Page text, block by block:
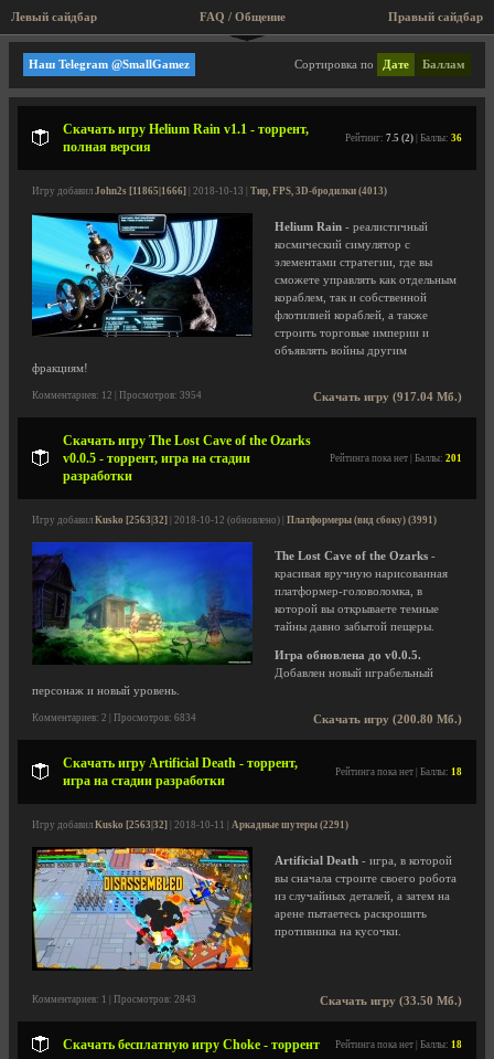
Левый сайдбар Правый сайдбар
FAQ / Общение
Мини игры, аркады, старые игры!
Сортировка по Дате Баллам
Наш Telegram @SmallGamez
Скачать игру Helium Rain v1.1 - торрент,
полная версия
Рейтинг: 7.5 (2) | Баллы: 36
Игру добавил John2s [11865|1666] | 2018-10-13 | Тир, FPS, 3D-бродилки (4013)
Helium Rain - реалистичный
космический симулятор с
элементами стратегии, где вы
сможете управлять как отдельным
кораблем, так и собственной
флотилией кораблей, а также
строить торговые империи и
объявлять войны другим
фракциям!
Скачать игру (917.04 Мб.)
Комментариев: 12 | Просмотров: 3954
Скачать игру The Lost Cave of the Ozarks
v0.0.5 - торрент, игра на стадии
разработки
Рейтинга пока нет | Баллы: 201
Игру добавил Kusko [2563|32] | 2018-10-12 (обновлено) | Платформеры (вид сбоку) (3991)
The Lost Cave of the Ozarks -
красивая вручную нарисованная
платформер-головоломка, в
которой вы открываете темные
тайны давно забытой пещеры.
Игра обновлена до v0.0.5.
Добавлен новый играбельный
персонаж и новый уровень.
Скачать игру (200.80 Мб.)
Комментариев: 2 | Просмотров: 6834
Скачать игру Artificial Death - торрент,
игра на стадии разработки
Рейтинга пока нет | Баллы: 18
Игру добавил Kusko [2563|32] | 2018-10-11 | Аркадные шутеры (2291)
Artificial Death - игра, в которой
вы сначала строите своего робота
из случайных деталей, а затем на
арене пытаетесь раскрошить
противника на кусочки.
Скачать игру (33.50 Мб.)
Комментариев: 1 | Просмотров: 2843
Скачать бесплатную игру Choke - торрент Рейтинга пока нет | Баллы: 18